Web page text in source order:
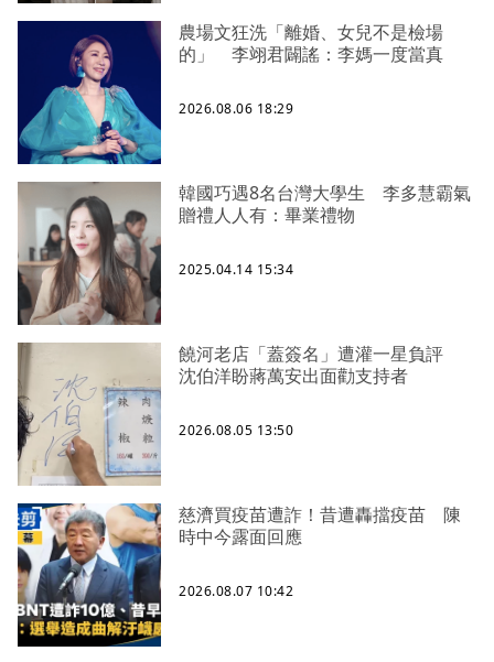
農場文狂洗「離婚、女兒不是檢場
的」 李翊君闢謠：李媽一度當真
2026.08.06 18:29
韓國巧遇8名台灣大學生 李多慧霸氣
贈禮人人有：畢業禮物
2025.04.14 15:34
饒河老店「蓋簽名」遭灌一星負評
沈伯洋盼蔣萬安出面勸支持者
2026.08.05 13:50
慈濟買疫苗遭詐！昔遭轟擋疫苗 陳
時中今露面回應
2026.08.07 10:42